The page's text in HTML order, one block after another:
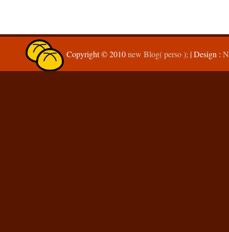
Copyright © 2010new Blog( perso ); | Design :